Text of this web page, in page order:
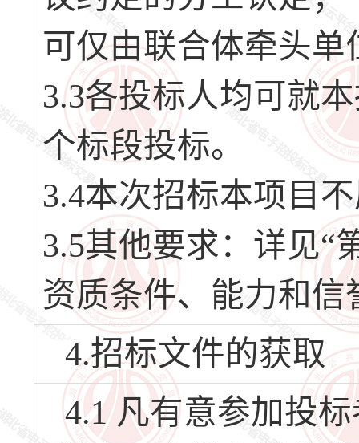
可仅由联合体牵头单
3.3各投标人均可就
个标段投标。
3.4本次招标本项目
3.5其他要求：详见“
资质条件、能力和信
4.招标文件的获取
4.1 凡有意参加投